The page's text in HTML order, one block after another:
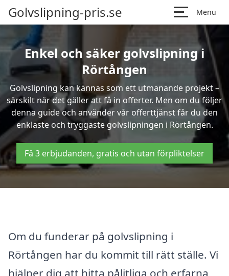
Golvslipning-pris.se Menu
Enkel och säker golvslipning i
Rörtången
Golvslipning kan kännas som ett utmanande projekt –
särskilt när det gäller att få in offerter. Men om du följer
denna guide och använder vår offerttjänst får du den
enklaste och tryggaste golvslipningen i Rörtången.
Få 3 erbjudanden, gratis och utan förpliktelser
Om du funderar på golvslipning i
Rörtången har du kommit till rätt ställe. Vi
hjälper dig att hitta pålitliga och erfarna